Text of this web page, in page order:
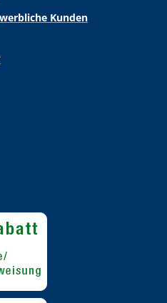
Kunden